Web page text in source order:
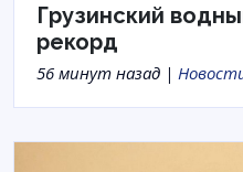
Грузинский
рекорд
56 минут назад |